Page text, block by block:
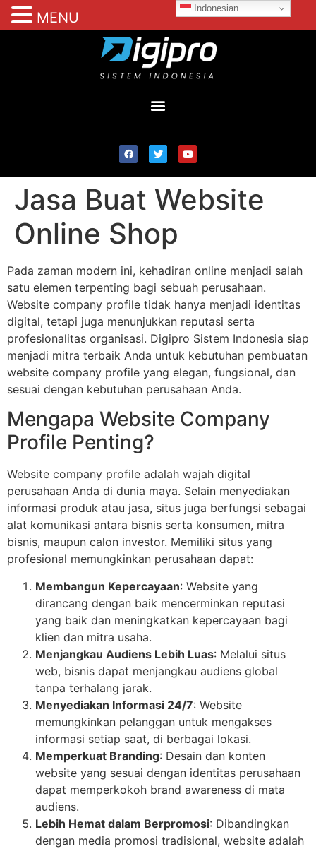
Jasa Buat Website
Online Shop
Pada zaman modern ini, kehadiran online menjadi salah
satu elemen terpenting bagi sebuah perusahaan.
Website company profile tidak hanya menjadi identitas
digital, tetapi juga menunjukkan reputasi serta
profesionalitas organisasi. Digipro Sistem Indonesia siap
menjadi mitra terbaik Anda untuk kebutuhan pembuatan
website company profile yang elegan, fungsional, dan
sesuai dengan kebutuhan perusahaan Anda.
Mengapa Website Company
Profile Penting?
Website company profile adalah wajah digital
perusahaan Anda di dunia maya. Selain menyediakan
informasi produk atau jasa, situs juga berfungsi sebagai
alat komunikasi antara bisnis serta konsumen, mitra
bisnis, maupun calon investor. Memiliki situs yang
profesional memungkinkan perusahaan dapat:
Membangun Kepercayaan: Website yang
dirancang dengan baik mencerminkan reputasi
yang baik dan meningkatkan kepercayaan bagi
klien dan mitra usaha.
Menjangkau Audiens Lebih Luas: Melalui situs
web, bisnis dapat menjangkau audiens global
tanpa terhalang jarak.
Menyediakan Informasi 24/7: Website
memungkinkan pelanggan untuk mengakses
informasi setiap saat, di berbagai lokasi.
Memperkuat Branding: Desain dan konten
website yang sesuai dengan identitas perusahaan
dapat memperkokoh brand awareness di mata
audiens.
Lebih Hemat dalam Berpromosi: Dibandingkan
dengan media promosi tradisional, website adalah
Indonesian
MENU